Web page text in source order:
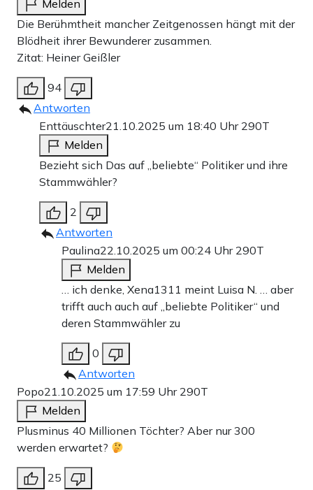
Melden
Die Berühmtheit mancher Zeitgenossen hängt mit der
Blödheit ihrer Bewunderer zusammen.
Zitat: Heiner Geißler
94
Antworten
Enttäuschter21.10.2025 um 18:40 Uhr 290T
Melden
Bezieht sich Das auf „beliebte“ Politiker und ihre
Stammwähler?
2
Antworten
Paulina22.10.2025 um 00:24 Uhr 290T
Melden
… ich denke, Xena1311 meint Luisa N. … aber
trifft auch auch auf „beliebte Politiker“ und
deren Stammwähler zu
0
Antworten
Popo21.10.2025 um 17:59 Uhr 290T
Melden
Plusminus 40 Millionen Töchter? Aber nur 300
werden erwartet?
25